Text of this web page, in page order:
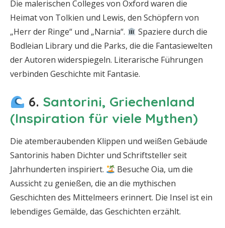
Die malerischen Colleges von Oxford waren die
Heimat von Tolkien und Lewis, den Schöpfern von
„Herr der Ringe“ und „Narnia“.
Spaziere durch die
Bodleian Library und die Parks, die die Fantasiewelten
der Autoren widerspiegeln. Literarische Führungen
verbinden Geschichte mit Fantasie.
6. Santorini, Griechenland
(Inspiration für viele Mythen)
Die atemberaubenden Klippen und weißen Gebäude
Santorinis haben Dichter und Schriftsteller seit
Jahrhunderten inspiriert.
Besuche Oia, um die
Aussicht zu genießen, die an die mythischen
Geschichten des Mittelmeers erinnert. Die Insel ist ein
lebendiges Gemälde, das Geschichten erzählt.